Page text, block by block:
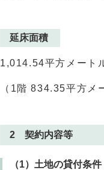
延床面積
1,014.54平方メート
（1階 834.35平方メ
2 契約内容等
（1）土地の貸付条件